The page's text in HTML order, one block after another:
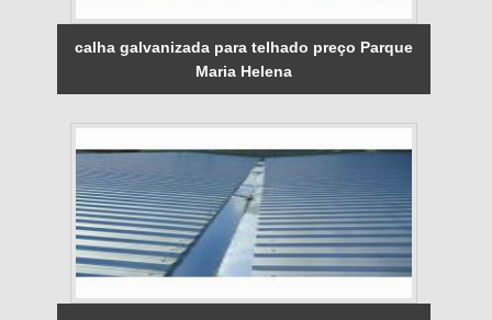
calha galvanizada para telhado preço Parque
Maria Helena